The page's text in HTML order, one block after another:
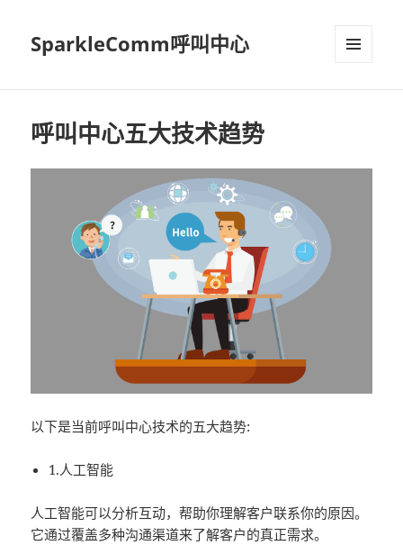
SparkleComm呼叫中心
呼叫中心五大技术趋势
以下是当前呼叫中心技术的五大趋势:
1.人工智能
人工智能可以分析互动，帮助你理解客户联系你的原因。
它通过覆盖多种沟通渠道来了解客户的真正需求。